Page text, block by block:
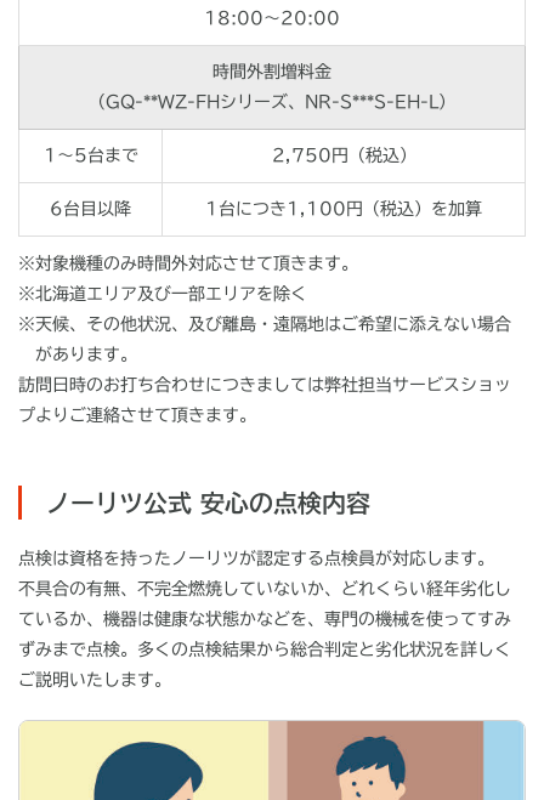
18:00～20:00
時間外割増料金
（GQ-**WZ-FHシリーズ、NR-S***S-EH-L）
1～5台まで 2,750円（税込）
6台目以降 1台につき1,100円（税込）を加算
※対象機種のみ時間外対応させて頂きます。
※北海道エリア及び一部エリアを除く
※天候、その他状況、及び離島・遠隔地はご希望に添えない場合
があります。
訪問日時のお打ち合わせにつきましては弊社担当サービスショッ
プよりご連絡させて頂きます。
ノーリツ公式 安心の点検内容
点検は資格を持ったノーリツが認定する点検員が対応します。
不具合の有無、不完全燃焼していないか、どれくらい経年劣化し
ているか、機器は健康な状態かなどを、専門の機械を使ってすみ
ずみまで点検。多くの点検結果から総合判定と劣化状況を詳しく
ご説明いたします。